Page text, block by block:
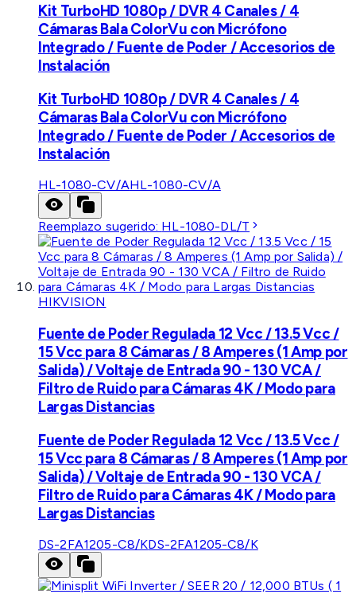
Kit TurboHD 1080p / DVR 4 Canales / 4
Cámaras Bala ColorVu con Micrófono
Integrado / Fuente de Poder / Accesorios de
Instalación
Kit TurboHD 1080p / DVR 4 Canales / 4
Cámaras Bala ColorVu con Micrófono
Integrado / Fuente de Poder / Accesorios de
Instalación
HL-1080-CV/AHL-1080-CV/A
Reemplazo sugerido: HL-1080-DL/T
HIKVISION
Fuente de Poder Regulada 12 Vcc / 13.5 Vcc /
15 Vcc para 8 Cámaras / 8 Amperes (1 Amp por
Salida) / Voltaje de Entrada 90 - 130 VCA /
Filtro de Ruido para Cámaras 4K / Modo para
Largas Distancias
Fuente de Poder Regulada 12 Vcc / 13.5 Vcc /
15 Vcc para 8 Cámaras / 8 Amperes (1 Amp por
Salida) / Voltaje de Entrada 90 - 130 VCA /
Filtro de Ruido para Cámaras 4K / Modo para
Largas Distancias
DS-2FA1205-C8/KDS-2FA1205-C8/K